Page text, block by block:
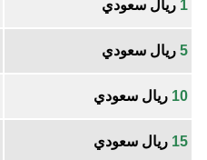
1 ريال سعودي
5 ريال سعودي
10 ريال سعودي
15 ريال سعودي